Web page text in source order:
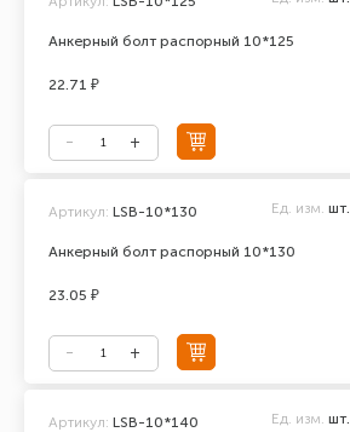
Анкерный болт распорный 10*125
22.71 ₽
Анкерный болт распорный 10*130
Артикул: LSB-10*130 Ед. изм. шт.
23.05 ₽
Артикул: LSB-10*140 Ед. изм. шт.